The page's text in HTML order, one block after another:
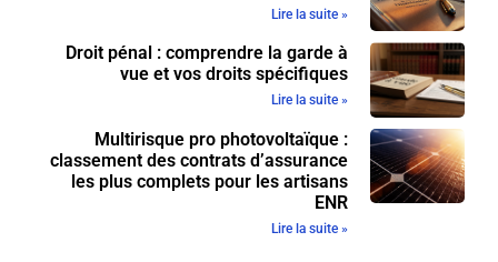
Lire la suite »
Droit pénal : comprendre la garde à
vue et vos droits spécifiques
Lire la suite »
Multirisque pro photovoltaïque :
classement des contrats d’assurance
les plus complets pour les artisans
ENR
Lire la suite »